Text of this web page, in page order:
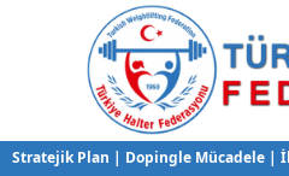
Stratejik Plan | Dopingle Mücadele |